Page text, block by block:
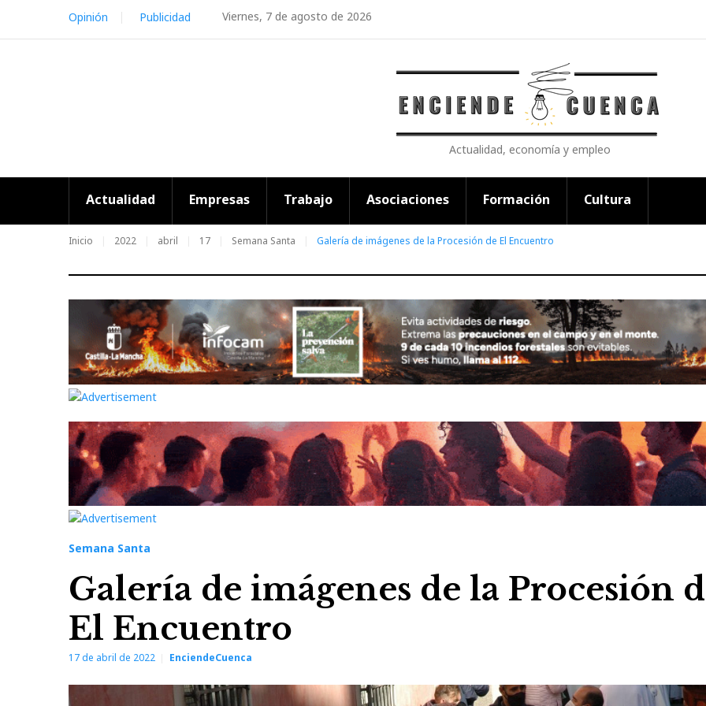
content
Viernes, 7 de agosto de 2026
Opinión Publicidad
Actualidad, economía y empleo
Actualidad Empresas Trabajo Asociaciones Formación Cultura
Inicio 2022 abril 17 Semana Santa Galería de imágenes de la Procesión de El Encuentro
Semana Santa
Galería de imágenes de la Procesión
El Encuentro
17 de abril de 2022 EnciendeCuenca